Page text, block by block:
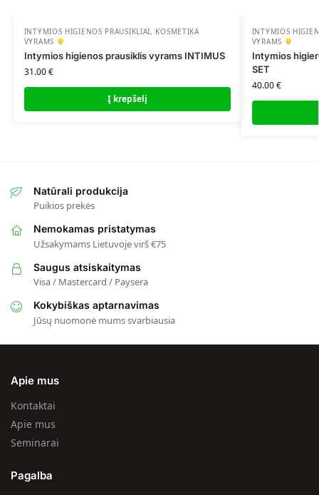
INTYMIOS HIGIENOS PRAUSIKLIAI, KOSMETIKA
VYRAMS
Intymios higienos prausiklis vyrams INTIMUS
31.00€
Į krepšelį
INTYMIOS
VYRAMS
Intymios
SET
40.00€
Natūrali produkcija
Puikios prekės
Nemokamas pristatymas
Užsakymams Lietuvoje virš €75
Saugus atsiskaitymas
Visa / Mastercard / Paysera
Kokybiškas aptarnavimas
Jūsų nuomonė mums svarbiausia
Apie mus
Kontaktai
Apie mus
Seminarai
Pagalba